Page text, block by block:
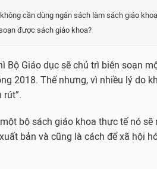
cần dùng ngân sách làm sách giáo khoa
được sách giáo khoa?
Bộ Giáo dục sẽ chủ trì biên soạn
2018. Thế nhưng, vì nhiều lý do
rút”.
bộ sách giáo khoa thực tế nó sẽ
bản và cũng là cách để xã hội